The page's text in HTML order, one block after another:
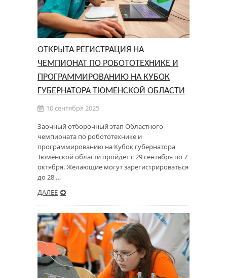
ОТКРЫТА РЕГИСТРАЦИЯ НА
ЧЕМПИОНАТ ПО РОБОТОТЕХНИКЕ И
ПРОГРАММИРОВАНИЮ НА КУБОК
ГУБЕРНАТОРА ТЮМЕНСКОЙ ОБЛАСТИ
10 сентября 2025
Заочный отборочный этап Областного
чемпионата по робототехнике и
программированию на Кубок губернатора
Тюменской области пройдет с 29 сентября по 7
октября. Желающие могут зарегистрироваться
до 28 …
ДАЛЕЕ